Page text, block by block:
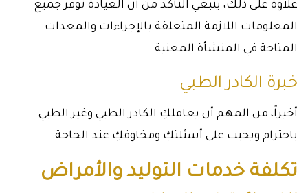
علاوة على ذلك، ينبغي التأكد من أن العيادة توفر جميع
المعلومات اللازمة المتعلقة بالإجراءات والمعدات
المتاحة في المنشأة المعنية.
خبرة الكادر الطبي
أخيراً، من المهم أن يعاملكِ الكادر الطبي وغير الطبي
باحترام ويجيب على أسئلتكِ ومخاوفكِ عند الحاجة.
تكلفة خدمات التوليد والأمراض